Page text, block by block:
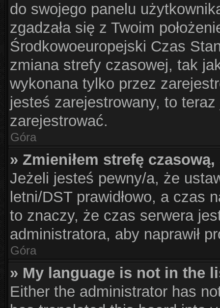
do swojego panelu
zgadzała się z Twoim
Środkowoeuropejski Czas
zmiana strefy czasowej, tak
wykonana tylko przez
jesteś zarejestrowany, to
zarejestrować.
Góra
» Zmieniłem strefę
Jeżeli jesteś pewny/a, że
letni/DST prawidłowo, a czas
to znaczy, że czas serwera
administratora, aby naprawił
Góra
» My language is not in the
Either the administrator has